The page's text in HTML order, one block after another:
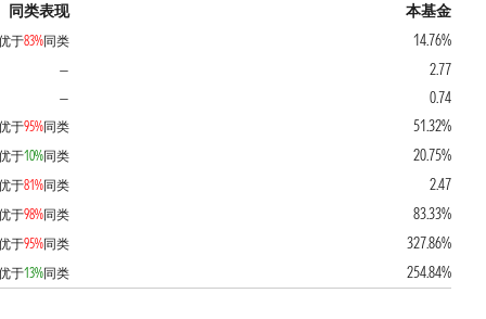
同类表现
本基金
于83%同类
14.76%
—
2.77
—
0.74
于95%同类
51.32%
于10%同类
20.75%
于81%同类
2.47
于98%同类
83.33%
于95%同类
327.86%
于13%同类 254.84%